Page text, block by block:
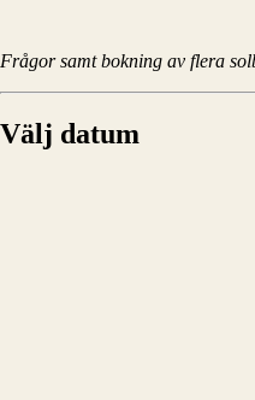
Frågor samt bokning av flera
Välj datum